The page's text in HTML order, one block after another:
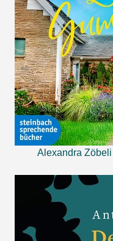
Alexandra Zöbeli